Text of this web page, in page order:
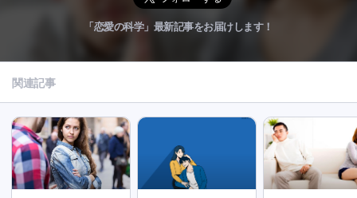
「恋愛の科学」最新記事をお届けします！
関連記事